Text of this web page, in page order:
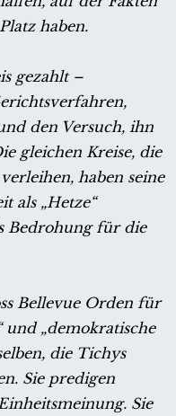
haben.
gezahlt –
den Versuch, ihn
gleichen Kreise, die
haben seine
als „Hetze“
Bedrohung für die
Bellevue Orden für
und „demokratische
die Tichys
Sie predigen
Sie